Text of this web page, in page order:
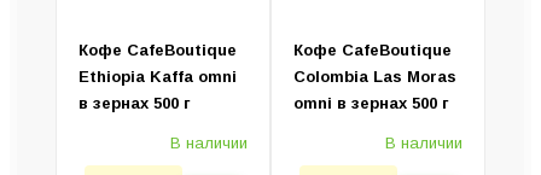
Кофе CafeBoutique
Ethiopia Kaffa omni
в зернах 500 г
В наличии
Кофе CafeBoutique
Colombia Las Moras
omni в зернах 500 г
В наличии